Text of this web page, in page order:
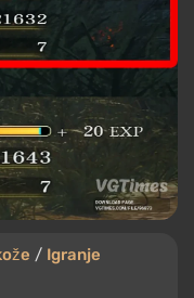
/ Igranje